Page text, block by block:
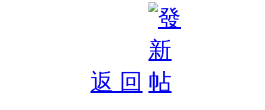
返 回